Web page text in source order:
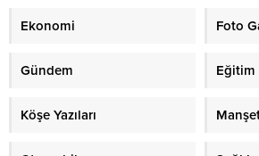
Ekonomi Foto
Gündem Eğitim
Köşe Yazıları